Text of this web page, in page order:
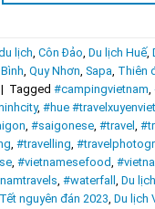
lịch, Côn Đảo, Du lịch Huế,
, Quy Nhơn, Sapa, Thiên
| Tagged #campingvietnam,
, #hue #travelxuyenviet
, #saigonese, #travel ,
, #travelling,
, #vietnamesefood,
, #waterfall , Du
nguyên đán 2023, Du lịch